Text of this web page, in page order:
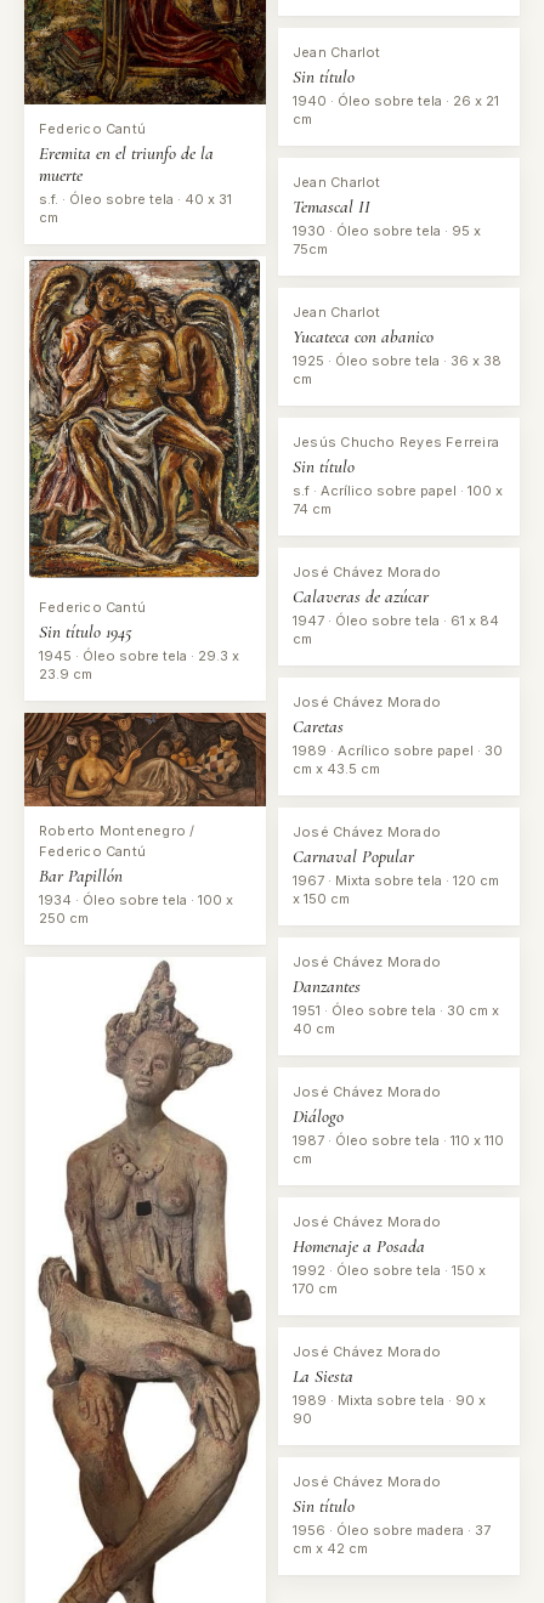
Federico Cantú
Eremita en el triunfo de la
muerte
s.f. · Óleo sobre tela · 40 x 31
cm
Federico Cantú
Sin título 1945
1945 · Óleo sobre tela · 29.3 x
23.9 cm
Roberto Montenegro /
Federico Cantú
Bar Papillón
1934 · Óleo sobre tela · 100 x
250 cm
Jean Charlot
Sin título
1940 · Óleo sobre tela · 26 x 21
cm
Jean Charlot
Temascal II
1930 · Óleo sobre tela · 95 x
75cm
Jean Charlot
Yucateca con abanico
1925 · Óleo sobre tela · 36 x 38
cm
Jesús Chucho Reyes Ferreira
Sin título
s.f · Acrílico sobre papel · 100 x
74 cm
José Chávez Morado
Calaveras de azúcar
1947 · Óleo sobre tela · 61 x 84
cm
José Chávez Morado
Caretas
1989 · Acrílico sobre papel · 30
cm x 43.5 cm
José Chávez Morado
Carnaval Popular
1967 · Mixta sobre tela · 120 cm
x 150 cm
José Chávez Morado
Danzantes
1951 · Óleo sobre tela · 30 cm x
40 cm
José Chávez Morado
Diálogo
1987 · Óleo sobre tela · 110 x 110
cm
José Chávez Morado
Homenaje a Posada
1992 · Óleo sobre tela · 150 x
170 cm
José Chávez Morado
La Siesta
1989 · Mixta sobre tela · 90 x
90
José Chávez Morado
Sin título
1956 · Óleo sobre madera · 37
cm x 42 cm